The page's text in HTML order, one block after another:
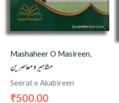
Mashaheer O Masireen,
مشاہیر و معاصرین
Seerat e Akabireen
₹500.00